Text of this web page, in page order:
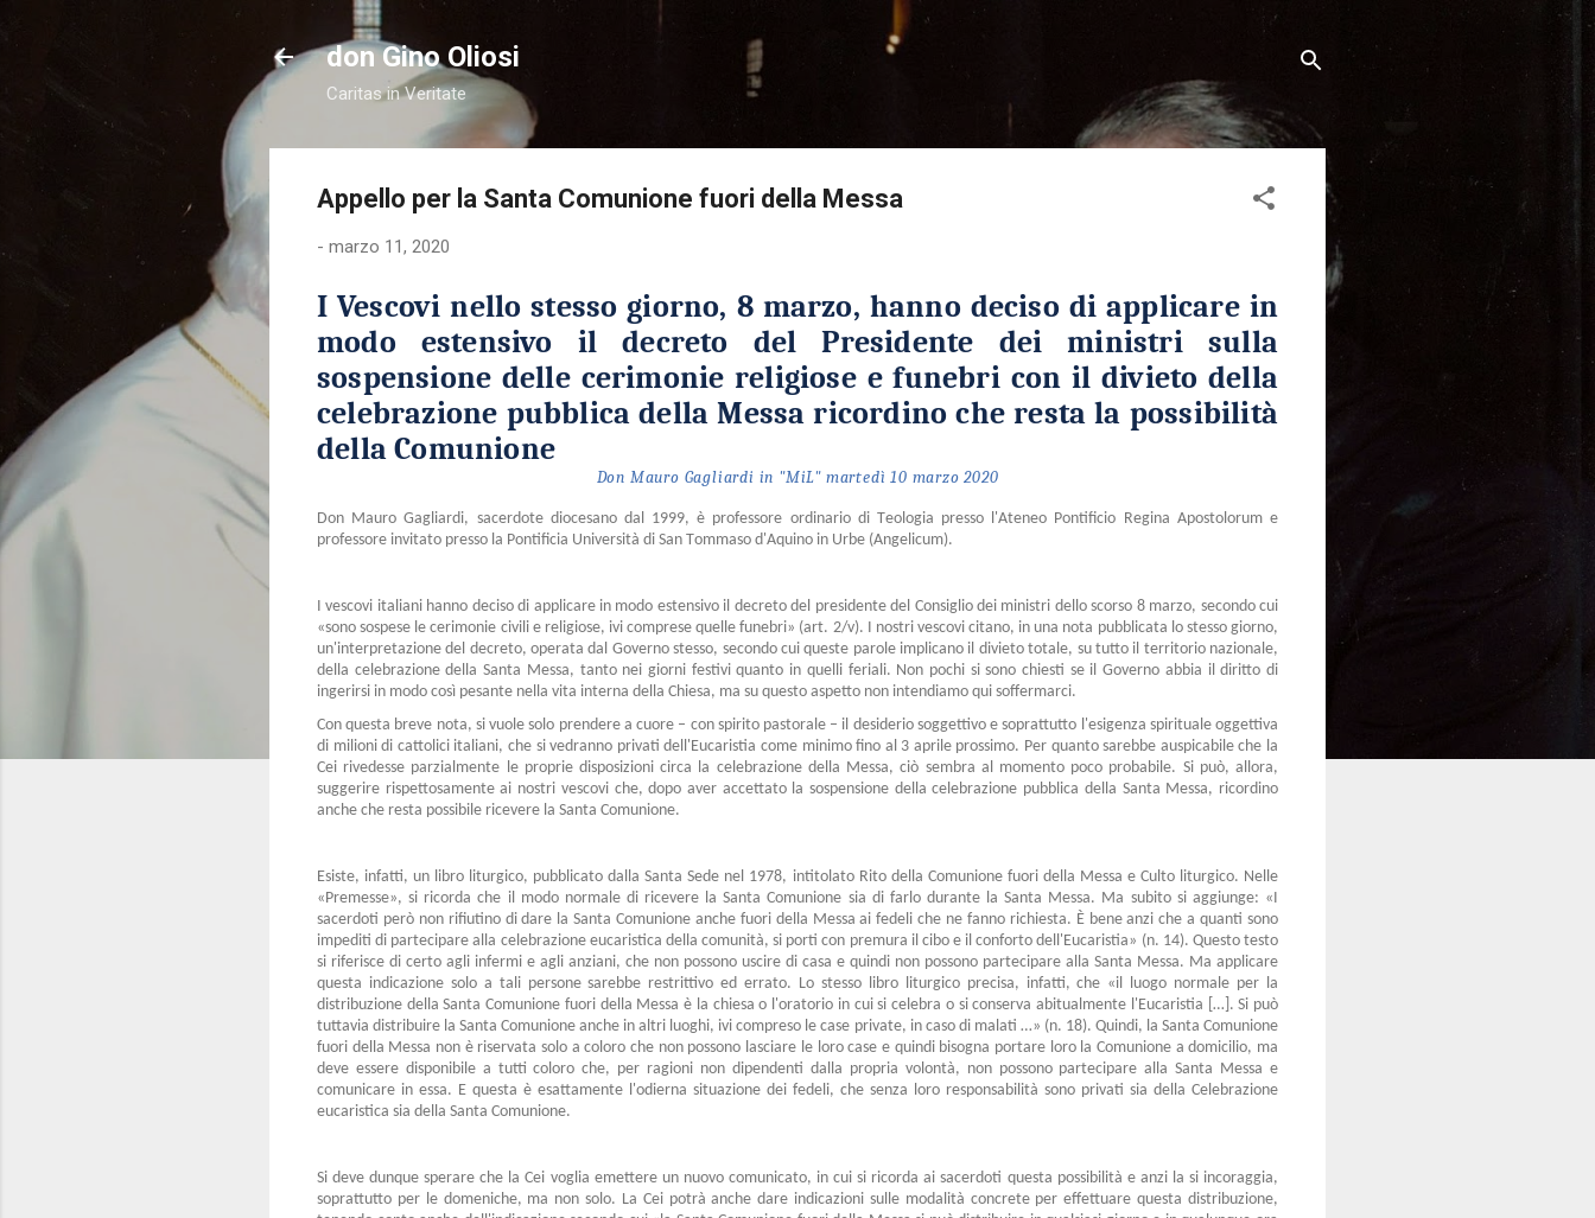
Passa ai contenuti principali
don Gino Oliosi
Caritas in Veritate
Appello per la Santa Comunione fuori della Messa
- marzo 11, 2020
I Vescovi nello stesso giorno, 8 marzo, hanno deciso di applicare in
modo estensivo il decreto del Presidente dei ministri sulla
sospensione delle cerimonie religiose e funebri con il divieto della
celebrazione pubblica della Messa ricordino che resta la possibilità
della Comunione
Don Mauro Gagliardi in "MiL" martedì 10 marzo 2020
Don Mauro Gagliardi, sacerdote diocesano dal 1999, è professore ordinario di Teologia presso l'Ateneo Pontificio Regina Apostolorum e
professore invitato presso la Pontificia Università di San Tommaso d'Aquino in Urbe (Angelicum).
I vescovi italiani hanno deciso di applicare in modo estensivo il decreto del presidente del Consiglio dei ministri dello scorso 8 marzo, secondo cui
«sono sospese le cerimonie civili e religiose, ivi comprese quelle funebri» (art. 2/v). I nostri vescovi citano, in una nota pubblicata lo stesso giorno,
un'interpretazione del decreto, operata dal Governo stesso, secondo cui queste parole implicano il divieto totale, su tutto il territorio nazionale,
della celebrazione della Santa Messa, tanto nei giorni festivi quanto in quelli feriali. Non pochi si sono chiesti se il Governo abbia il diritto di
ingerirsi in modo così pesante nella vita interna della Chiesa, ma su questo aspetto non intendiamo qui soffermarci.
Con questa breve nota, si vuole solo prendere a cuore – con spirito pastorale – il desiderio soggettivo e soprattutto l'esigenza spirituale oggettiva
di milioni di cattolici italiani, che si vedranno privati dell'Eucaristia come minimo fino al 3 aprile prossimo. Per quanto sarebbe auspicabile che la
Cei rivedesse parzialmente le proprie disposizioni circa la celebrazione della Messa, ciò sembra al momento poco probabile. Si può, allora,
suggerire rispettosamente ai nostri vescovi che, dopo aver accettato la sospensione della celebrazione pubblica della Santa Messa, ricordino
anche che resta possibile ricevere la Santa Comunione.
Esiste, infatti, un libro liturgico, pubblicato dalla Santa Sede nel 1978, intitolato Rito della Comunione fuori della Messa e Culto liturgico. Nelle
«Premesse», si ricorda che il modo normale di ricevere la Santa Comunione sia di farlo durante la Santa Messa. Ma subito si aggiunge: «I
sacerdoti però non rifiutino di dare la Santa Comunione anche fuori della Messa ai fedeli che ne fanno richiesta. È bene anzi che a quanti sono
impediti di partecipare alla celebrazione eucaristica della comunità, si porti con premura il cibo e il conforto dell'Eucaristia» (n. 14). Questo testo
si riferisce di certo agli infermi e agli anziani, che non possono uscire di casa e quindi non possono partecipare alla Santa Messa. Ma applicare
questa indicazione solo a tali persone sarebbe restrittivo ed errato. Lo stesso libro liturgico precisa, infatti, che «il luogo normale per la
distribuzione della Santa Comunione fuori della Messa è la chiesa o l'oratorio in cui si celebra o si conserva abitualmente l'Eucaristia […]. Si può
tuttavia distribuire la Santa Comunione anche in altri luoghi, ivi compreso le case private, in caso di malati …» (n. 18). Quindi, la Santa Comunione
fuori della Messa non è riservata solo a coloro che non possono lasciare le loro case e quindi bisogna portare loro la Comunione a domicilio, ma
deve essere disponibile a tutti coloro che, per ragioni non dipendenti dalla propria volontà, non possono partecipare alla Santa Messa e
comunicare in essa. E questa è esattamente l'odierna situazione dei fedeli, che senza loro responsabilità sono privati sia della Celebrazione
eucaristica sia della Santa Comunione.
Si deve dunque sperare che la Cei voglia emettere un nuovo comunicato, in cui si ricorda ai sacerdoti questa possibilità e anzi la si incoraggia,
soprattutto per le domeniche, ma non solo. La Cei potrà anche dare indicazioni sulle modalità concrete per effettuare questa distribuzione,